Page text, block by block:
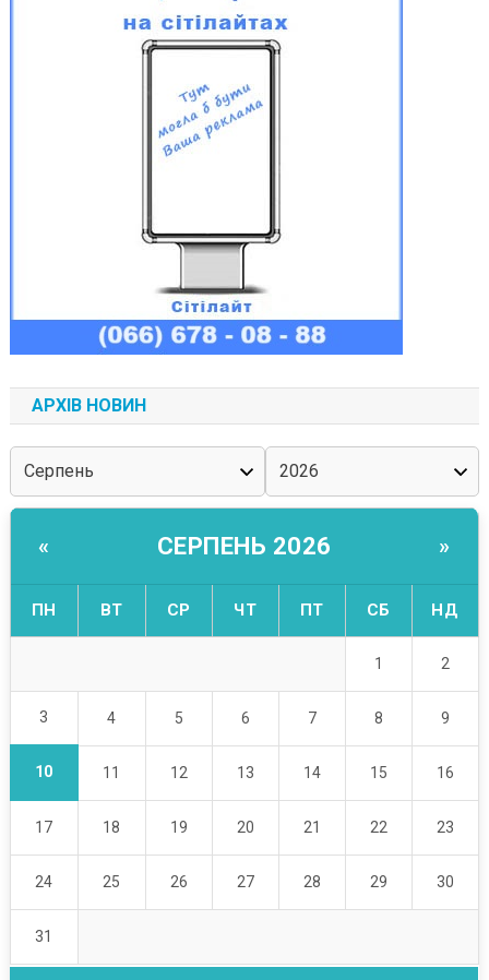
АРХІВ НОВИН
« СЕРПЕНЬ 2026 »
ПН ВТ СР ЧТ ПТ СБ НД
1 2
3 4 5 6 7 8 9
10 11 12 13 14 15 16
17 18 19 20 21 22 23
24 25 26 27 28 29 30
31